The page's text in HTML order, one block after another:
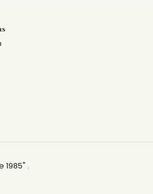
1985" .